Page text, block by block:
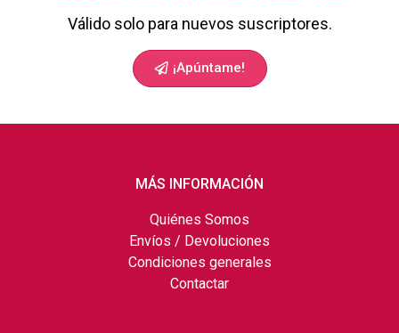
Válido solo para nuevos suscriptores.
¡Apúntame!
MÁS INFORMACIÓN
Quiénes Somos
Envíos / Devoluciones
Condiciones generales
Contactar